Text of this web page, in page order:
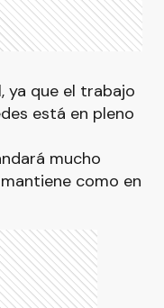
ya que el trabajo
está en pleno
mucho
como en